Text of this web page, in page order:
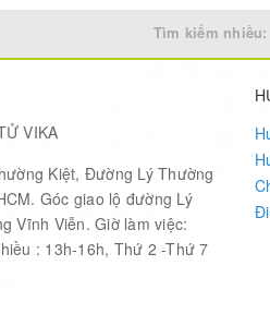
Tìm kiếm nhiều:
VIKA
Kiệt, Đường Lý Thường
Góc giao lộ đường Lý
Vĩnh Viễn. Giờ làm việc:
: 13h-16h, Thứ 2 -Thứ 7